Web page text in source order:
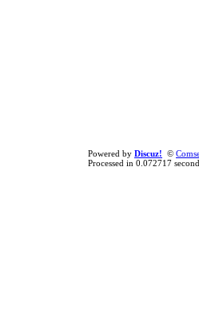
Powered by Discuz! ©
Processed in 0.072717